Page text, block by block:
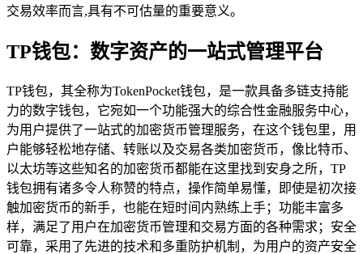
交易效率而言,具有不可估量的重要意义。
TP钱包：数字资产的一站式管理平台
TP钱包，其全称为TokenPocket钱包，是一款具备多链支持能
力的数字钱包，它宛如一个功能强大的综合性金融服务中心，
为用户提供了一站式的加密货币管理服务，在这个钱包里，用
户能够轻松地存储、转账以及交易各类加密货币，像比特币、
以太坊等这些知名的加密货币都能在这里找到安身之所，TP
钱包拥有诸多令人称赞的特点，操作简单易懂，即使是初次接
触加密货币的新手，也能在短时间内熟练上手；功能丰富多
样，满足了用户在加密货币管理和交易方面的各种需求；安全
可靠，采用了先进的技术和多重防护机制，为用户的资产安全